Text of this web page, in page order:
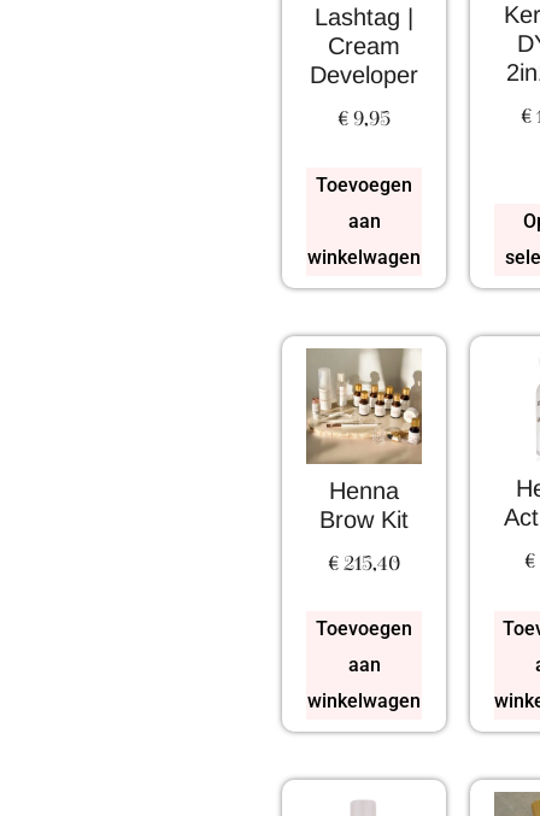
Lashtag |
Cream
Developer
€9,95
Toevoegen
aan
winkelwagen
€
Henna
Brow Kit
€215,40
Toevoegen
aan
winkelwagen
€